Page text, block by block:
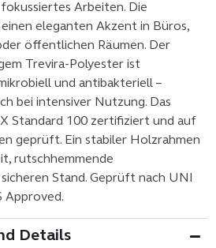
Arbeiten. Die
eleganten Akzent in Büros,
öffentlichen Räumen. Der
Trevira-Polyester ist
und antibakteriell –
bei intensiver Nutzung. Das
Standard 100 zertifiziert und auf
geprüft. Ein stabiler Holzrahmen
rutschhemmende
Stand. Geprüft nach UNI
Approved.
Details